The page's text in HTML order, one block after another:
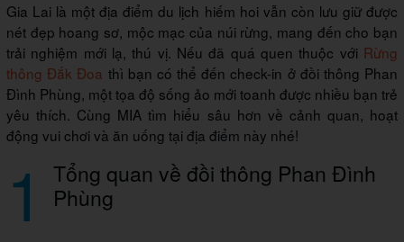
Gia Lai là một địa điểm du lịch hiếm hoi vẫn còn lưu giữ được
nét đẹp hoang sơ, mộc mạc của núi rừng, mang đến cho bạn
trải nghiệm mới lạ, thú vị. Nếu đã quá quen thuộc với Rừng
thông Đắk Đoa thì bạn có thể đến check-in ở đồi thông Phan
Đình Phùng, một tọa độ sống ảo mới toanh được nhiều bạn trẻ
yêu thích. Cùng MIA tìm hiểu sâu hơn về cảnh quan, hoạt
động vui chơi và ăn uống tại địa điểm này nhé!
1 Tổng quan về đồi thông Phan Đình
Phùng